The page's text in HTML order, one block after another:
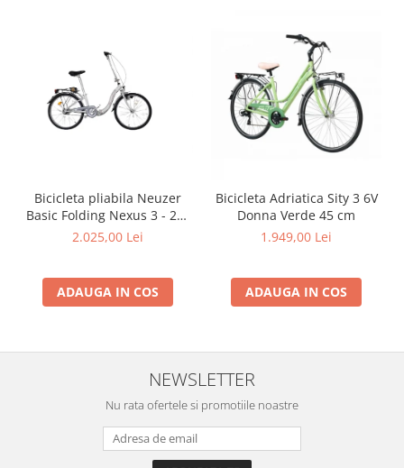
Bicicleta pliabila Neuzer
Basic Folding Nexus 3 - 24''
- Alb/Negru-Rosu
2.025,00 Lei
ADAUGA IN COS
Bicicleta Adriatica Sity 3 6V
Donna Verde 45 cm
1.949,00 Lei
ADAUGA IN COS
NEWSLETTER
Nu rata ofertele si promotiile noastre